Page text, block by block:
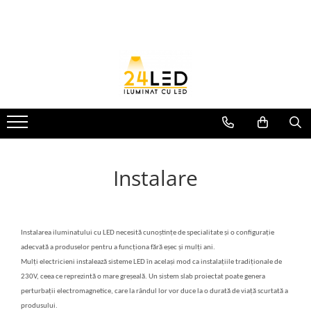
Banda Led COB
Banda Digitala
Accesorii banda led
Conectori banda led
Instalare
Instalarea iluminatului cu LED necesită cunoștințe de specialitate și o configurație
adecvată a produselor pentru a funcționa fără eșec și mulți ani.
Mulți electricieni instalează sisteme LED în același mod ca instalațiile tradiționale de
230V, ceea ce reprezintă o mare greșeală. Un sistem slab proiectat poate genera
perturbații electromagnetice, care la rândul lor vor duce la o durată de viață scurtată a
produsului.